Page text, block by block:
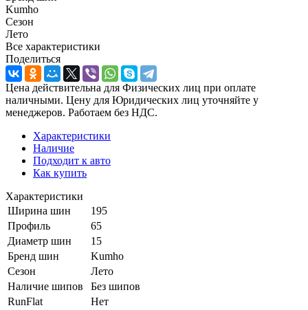
Kumho
Сезон
Лето
Все характеристики
Поделиться
Цена действительна для Физических лиц при оплате
наличными. Цену для Юридических лиц уточняйте у
менеджеров. Работаем без НДС.
Характеристики
Наличие
Подходит к авто
Как купить
Характеристики
Ширина шин
195
Профиль
65
Диаметр шин
15
Бренд шин
Kumho
Сезон
Лето
Наличие шипов
Без шипов
RunFlat
Нет